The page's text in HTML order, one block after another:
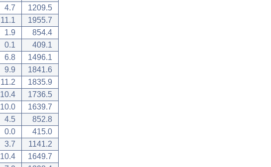
4.7
1209.5
11.1
1955.7
1.9
854.4
0.1
409.1
6.8
1496.1
9.9
1841.6
11.2
1835.9
10.4
1736.5
10.0
1639.7
4.5
852.8
0.0
415.0
3.7
1141.2
10.4
1649.7